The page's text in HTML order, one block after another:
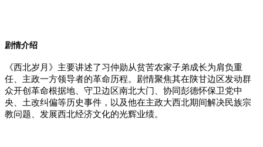
剧情介绍
《西北岁月》主要讲述了习仲勋从贫苦农家子弟成长为肩负重
任、主政一方领导者的革命历程。剧情聚焦其在陕甘边区发动群
众开创革命根据地、守卫边区南北大门、协同彭德怀保卫党中
央、土改纠偏等历史事件，以及他在主政大西北期间解决民族宗
教问题、发展西北经济文化的光辉业绩。